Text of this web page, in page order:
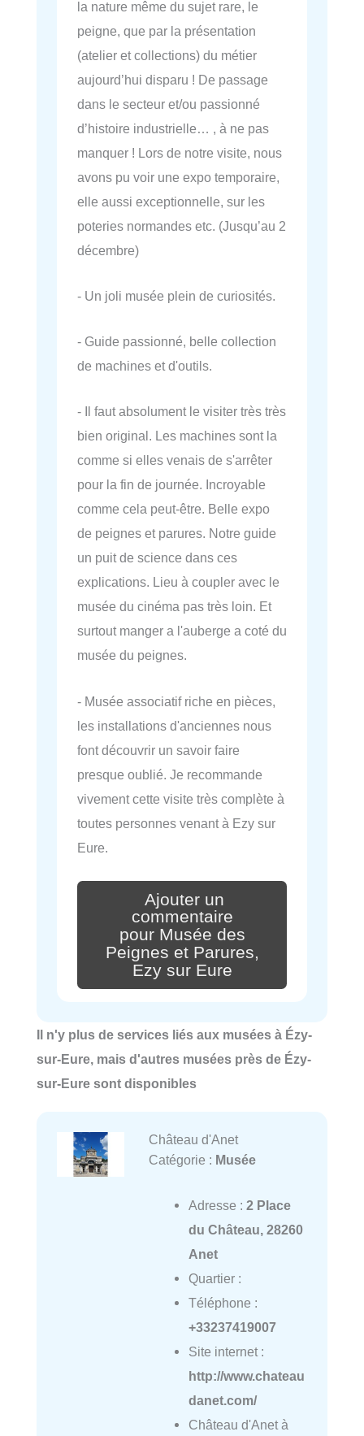
la nature même du sujet rare, le
peigne, que par la présentation
(atelier et collections) du métier
aujourd’hui disparu ! De passage
dans le secteur et/ou passionné
d’histoire industrielle… , à ne pas
manquer ! Lors de notre visite, nous
avons pu voir une expo temporaire,
elle aussi exceptionnelle, sur les
poteries normandes etc. (Jusqu’au 2
décembre)
- Un joli musée plein de curiosités.
- Guide passionné, belle collection
de machines et d'outils.
- Il faut absolument le visiter très très
bien original. Les machines sont la
comme si elles venais de s'arrêter
pour la fin de journée. Incroyable
comme cela peut-être. Belle expo
de peignes et parures. Notre guide
un puit de science dans ces
explications. Lieu à coupler avec le
musée du cinéma pas très loin. Et
surtout manger a l'auberge a coté du
musée du peignes.
- Musée associatif riche en pièces,
les installations d'anciennes nous
font découvrir un savoir faire
presque oublié. Je recommande
vivement cette visite très complète à
toutes personnes venant à Ezy sur
Eure.
Ajouter un
commentaire
pour Musée des
Peignes et Parures,
Ezy sur Eure
Il n'y plus de services liés aux musées à Ézy-
sur-Eure, mais d'autres musées près de Ézy-
sur-Eure sont disponibles
Château d'Anet
Catégorie : Musée
Adresse : 2 Place
du Château, 28260
Anet
Quartier :
Téléphone :
+33237419007
Site internet :
http://www.chateau
danet.com/
Château d'Anet à